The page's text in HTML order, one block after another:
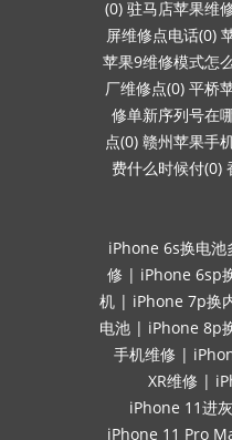
(0) 驻马店苹果维
屏维修点电话(0)
苹果9维修模式怎
厂维修点(0) 平桥
修单新序列号在
点(0) 赣州苹果手
费什么时候付(0)
iPhone 6s换电池
修 | iPhone 6sp
机 | iPhone 7p换
电池 | iPhone 8p
手机维修 |
XR维修 |
iPhone 11进灰
iPhone 11 Pro